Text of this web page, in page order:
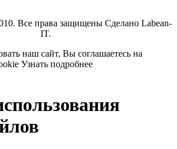
Все права защищены Сделано Labean-
IT.
наш сайт, Вы соглашаетесь на
Узнать подробнее